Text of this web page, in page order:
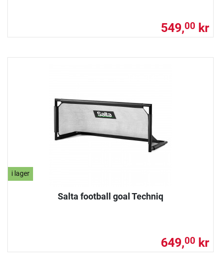
549,00 kr
i lager
Salta football goal Techniq
649,00 kr